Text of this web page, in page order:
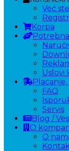
Već
Korpa
Uslovi
FAQ
Servis
Blog /
O
O